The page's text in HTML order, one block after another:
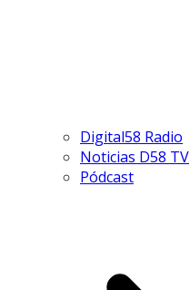
Digital58 Radio
Noticias D58 TV
Pódcast